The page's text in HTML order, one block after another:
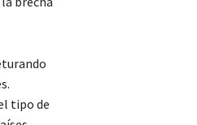
tipo de